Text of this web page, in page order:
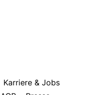
Karriere & Jobs